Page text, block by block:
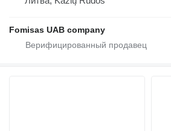
Fomisas UAB company